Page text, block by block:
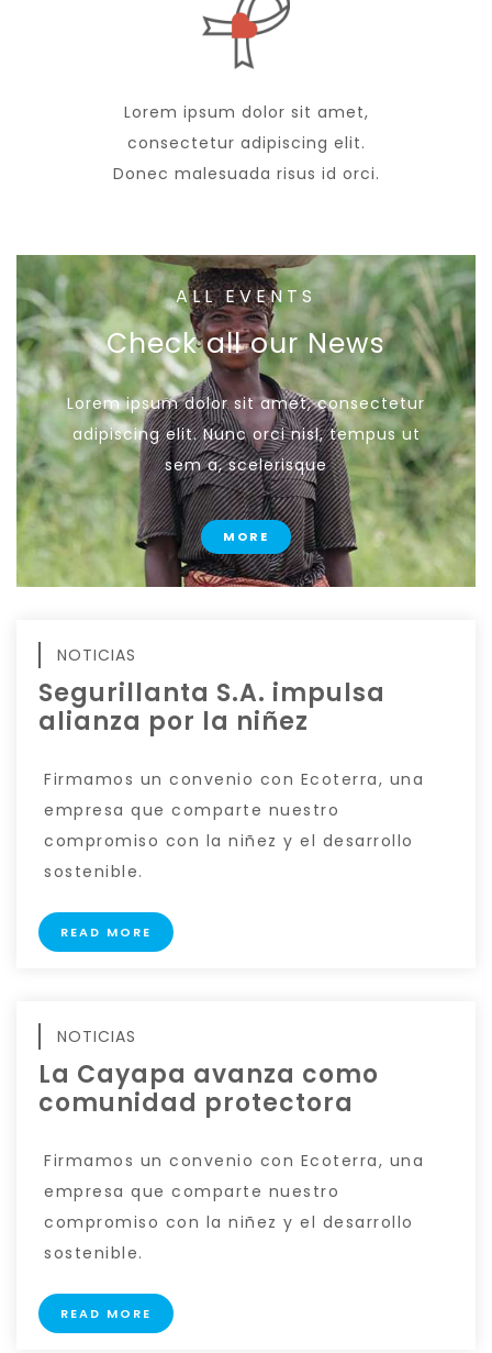
Lorem ipsum dolor sit amet,
consectetur adipiscing elit.
Donec malesuada risus id orci.
ALL EVENTS
Check all our News
Lorem ipsum dolor sit amet, consectetur
adipiscing elit. Nunc orci nisl, tempus ut
sem a, scelerisque
MORE
NOTICIAS
Segurillanta S.A. impulsa
alianza por la niñez
Firmamos un convenio con Ecoterra, una
empresa que comparte nuestro
compromiso con la niñez y el desarrollo
sostenible.
READ MORE
NOTICIAS
La Cayapa avanza como
comunidad protectora
Firmamos un convenio con Ecoterra, una
empresa que comparte nuestro
compromiso con la niñez y el desarrollo
sostenible.
READ MORE